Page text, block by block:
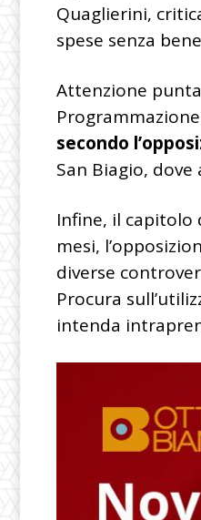
Quaglierini,
spese senza
Attenzione
secondo
San Biagio,
Infine, il capitolo
mesi,
diverse
Procura
intenda